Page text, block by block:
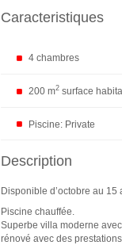
Caracteristiques
4 chambres
200 m2 surface
Piscine: Private
Description
Disponible d’octobre au
Piscine chauffée.
Superbe villa moderne
rénové avec des